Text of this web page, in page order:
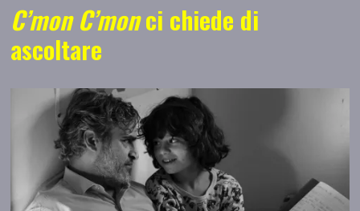
C’mon C’monci chiede di
ascoltare